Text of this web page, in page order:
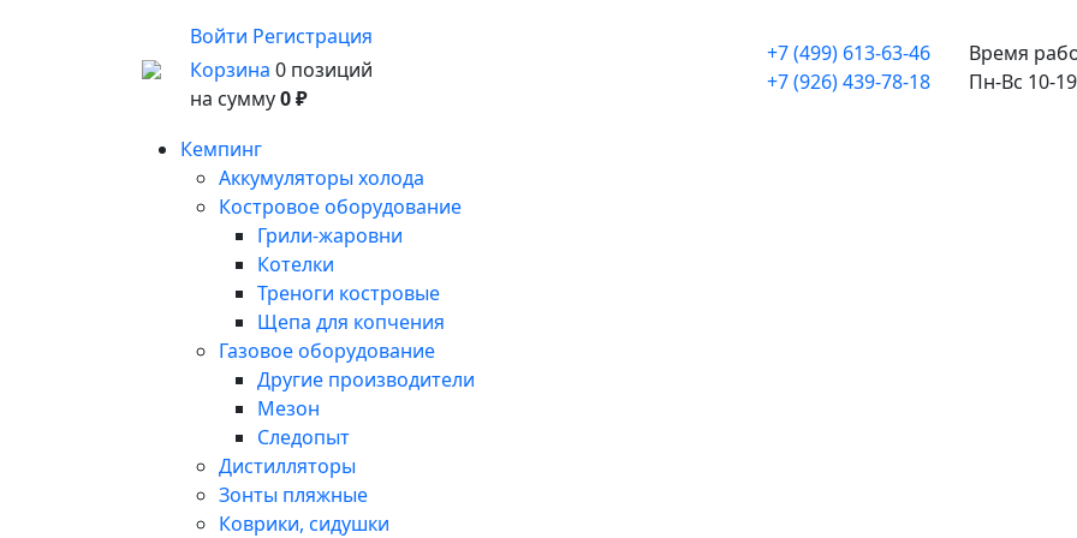
Войти Регистрация
Корзина 0 позиций
на сумму0 ₽
+7 (499) 613-63-46
+7 (926) 439-78-18
Время
Пн-Вс 10-19
Кемпинг
Аккумуляторы холода
Костровое оборудование
Грили-жаровни
Котелки
Треноги костровые
Щепа для копчения
Газовое оборудование
Другие производители
Мезон
Следопыт
Дистилляторы
Зонты пляжные
Коврики, сидушки